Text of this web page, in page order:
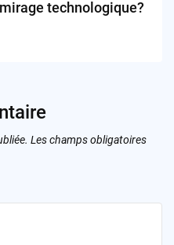
technologique?
Les champs obligatoires